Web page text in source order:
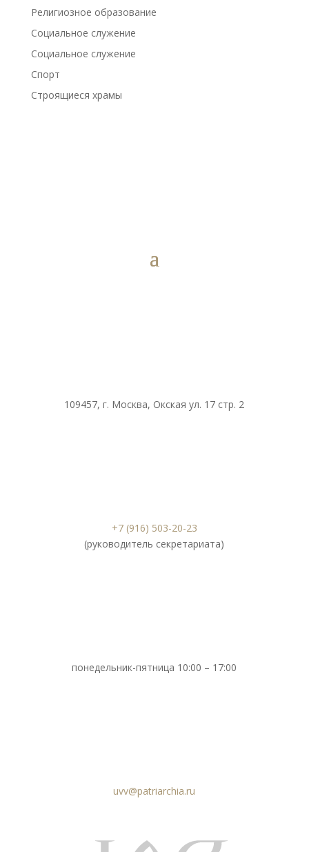
Религиозное образование
Социальное служение
Социальное служение
Спорт
Строящиеся храмы
109457, г. Москва, Окская ул. 17 стр. 2
+7 (916) 503-20-23
(руководитель секретариата)
понедельник-пятница 10:00 – 17:00
uvv@patriarchia.ru